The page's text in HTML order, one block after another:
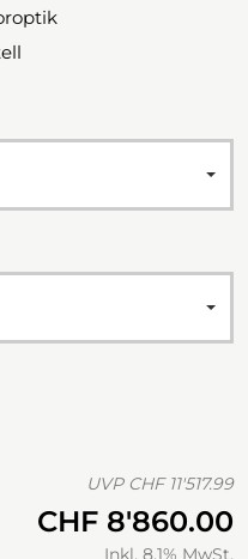
UVP CHF 11'517.99
CHF 8'860.00
Inkl. 8.1% MwSt.